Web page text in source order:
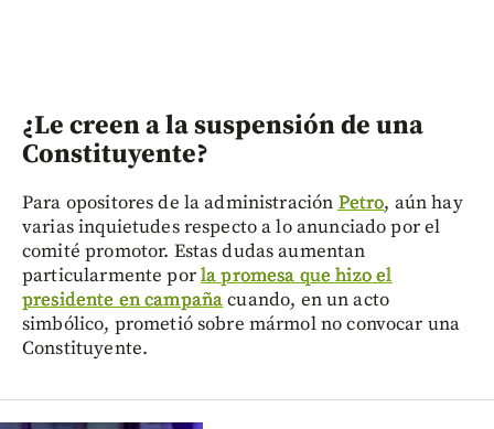
¿Le creen a la suspensión de una
Constituyente?
Para opositores de la administración Petro, aún hay
varias inquietudes respecto a lo anunciado por el
comité promotor. Estas dudas aumentan
particularmente porla promesa que hizo el
presidente en campañacuando, en un acto
simbólico, prometió sobre mármol no convocar una
Constituyente.